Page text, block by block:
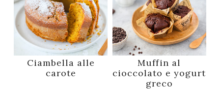
Ciambella alle
carote
Muffin al
cioccolato e yogurt
greco